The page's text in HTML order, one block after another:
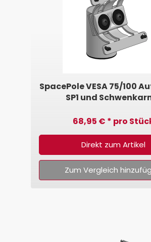
SpacePole VESA 75/100
SP1 und
68,95 € * pro
Direkt zum Artikel
Zum Vergleich